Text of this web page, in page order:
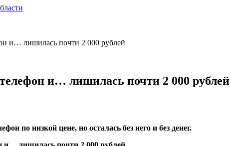
и… лишилась почти 2 000 рублей
и… лишилась почти 2 000 рублей
по низкой цене, но осталась без него и без денег.